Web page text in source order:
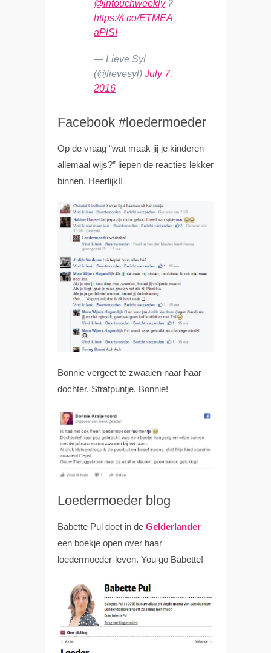
@intouchweekly?
https://t.co/ETMEA
aPlSI
— Lieve Syl
(@lievesyl) July 7,
2016
Facebook #loedermoeder
Op de vraag “wat maak jij je kinderen
allemaal wijs?” liepen de reacties lekker
binnen. Heerlijk!!
Bonnie vergeet te zwaaien naar haar
dochter. Strafpuntje, Bonnie!
Loedermoeder blog
Babette Pul doet in de Gelderlander
een boekje open over haar
loedermoeder-leven. You go Babette!